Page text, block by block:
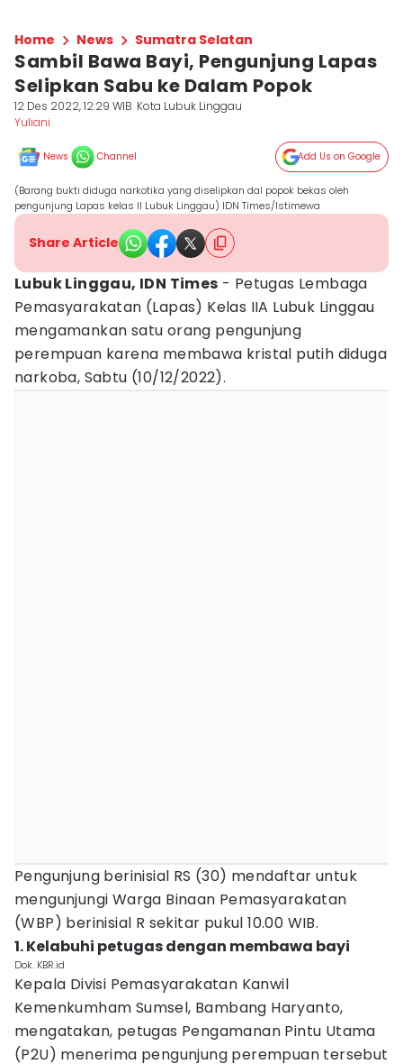
Home News Sumatra Selatan
Sambil Bawa Bayi, Pengunjung Lapas
Selipkan Sabu ke Dalam Popok
12 Des 2022, 12:29 WIB Kota Lubuk Linggau
Yuliani
News Channel Add Us on Google
(Barang bukti diduga narkotika yang diselipkan dal popok bekas oleh
pengunjung Lapas kelas II Lubuk Linggau) IDN Times/Istimewa
Share Article
Lubuk Linggau, IDN Times - Petugas Lembaga
Pemasyarakatan (Lapas) Kelas IIA Lubuk Linggau
mengamankan satu orang pengunjung
perempuan karena membawa kristal putih diduga
narkoba, Sabtu (10/12/2022).
Pengunjung berinisial RS (30) mendaftar untuk
mengunjungi Warga Binaan Pemasyarakatan
(WBP) berinisial R sekitar pukul 10.00 WIB.
1. Kelabuhi petugas dengan membawa bayi
Dok. KBR.id
Kepala Divisi Pemasyarakatan Kanwil
Kemenkumham Sumsel, Bambang Haryanto,
mengatakan, petugas Pengamanan Pintu Utama
(P2U) menerima pengunjung perempuan tersebut